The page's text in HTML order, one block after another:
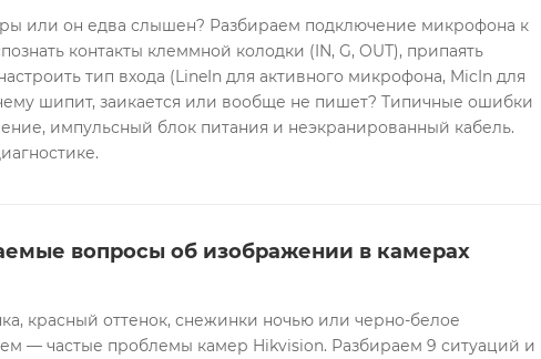
или он едва слышен? Разбираем подключение микрофона к
контакты клеммной колодки (IN, G, OUT), припаять
тип входа (LineIn для активного микрофона, MicIn для
шипит, заикается или вообще не пишет? Типичные ошибки
импульсный блок питания и неэкранированный кабель.
вопросы об изображении в камерах
красный оттенок, снежинки ночью или черно-белое
— частые проблемы камер Hikvision. Разбираем 9 ситуаций и